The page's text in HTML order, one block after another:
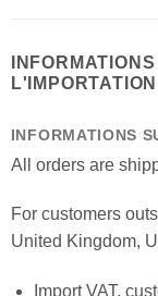
L'IMPORTATION
INFORMATIONS
All orders are
For customers
United Kingdom,
Import VAT,